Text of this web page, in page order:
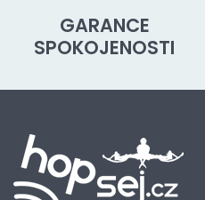
GARANCE
SPOKOJENOSTI